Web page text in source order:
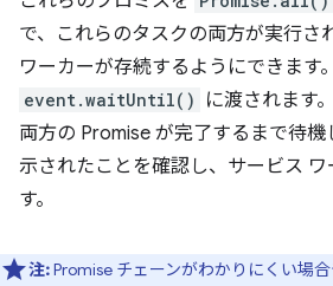
で、これらのタスクの両方が実行さ
ワーカーが存続するようにできます
event.waitUntil()
に渡されます
両方の Promise が完了するまで待
示されたことを確認し、サービス
す。
注:Promise チェーンがわかりにくい場